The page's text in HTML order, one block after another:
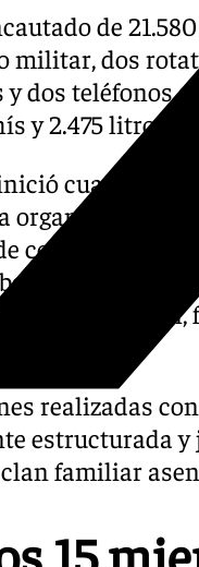
de
militar, dos
y dos teléfonos
y 2.475 litros
inició cuando
organización
combustible,
e
realizadas
estructurada
clan familiar
15